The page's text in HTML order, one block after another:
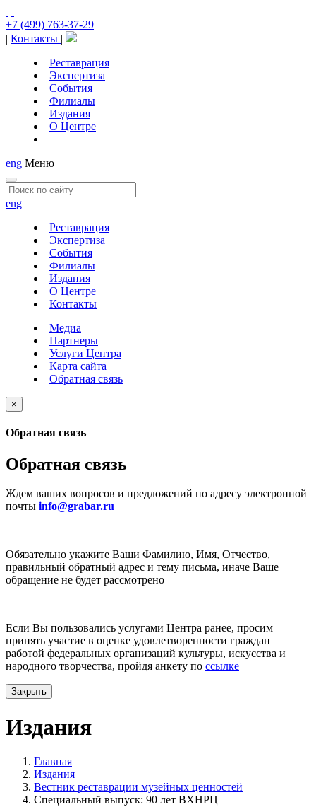
+7 (499) 763-37-29
| Контакты |
Реставрация
Экспертиза
События
Филиалы
Издания
О Центре
eng Меню
eng
Реставрация
Экспертиза
События
Филиалы
Издания
О Центре
Контакты
Медиа
Партнеры
Услуги Центра
Карта сайта
Обратная связь
×
Обратная связь
Обратная связь
Ждем ваших вопросов и предложений по адресу электронной
почты info@grabar.ru
Обязательно укажите Ваши Фамилию, Имя, Отчество,
правильный обратный адрес и тему письма, иначе Ваше
обращение не будет рассмотрено
Если Вы пользовались услугами Центра ранее, просим
принять участие в оценке удовлетворенности граждан
работой федеральных организаций культуры, искусства и
народного творчества, пройдя анкету по ссылке
Закрыть
Издания
Главная
Издания
Вестник реставрации музейных ценностей
Специальный выпуск: 90 лет ВХНРЦ